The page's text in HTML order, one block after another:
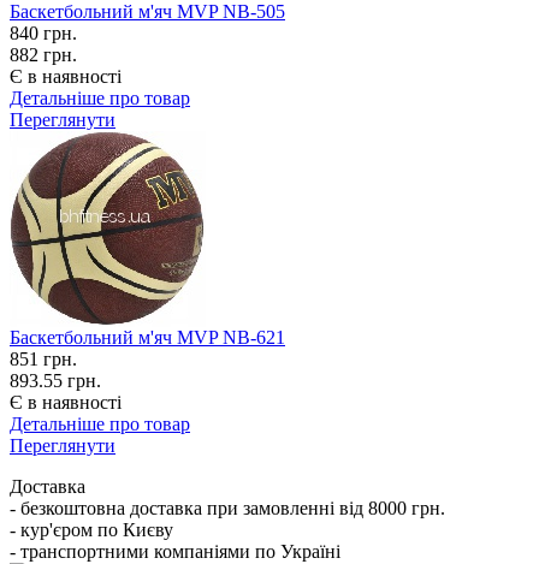
Баскетбольний м'яч MVP NB-505
840 грн.
882 грн.
Є в наявності
Детальніше про товар
Переглянути
Баскетбольний м'яч MVP NB-621
851 грн.
893.55 грн.
Є в наявності
Детальніше про товар
Переглянути
Доставка
- безкоштовна доставка при замовленні від 8000 грн.
- кур'єром по Києву
- транспортними компаніями по Україні